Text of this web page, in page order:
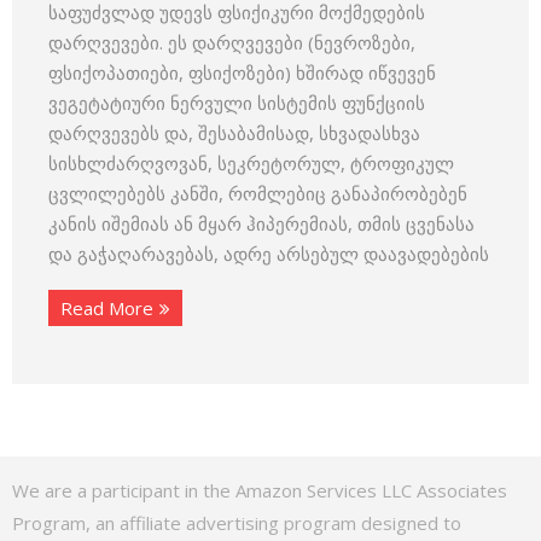
საფუძვლად უდევს ფსიქიკური მოქმედების
დარღვევები. ეს დარღვევები (ნევროზები,
ფსიქოპათიები, ფსიქოზები) ხშირად იწვევენ
ვეგეტატიური ნერვული სისტემის ფუნქციის
დარღვევებს და, შესაბამისად, სხვადასხვა
სისხლძარღვოვან, სეკრეტორულ, ტროფიკულ
ცვლილებებს კანში, რომლებიც განაპირობებენ
კანის იშემიას ან მყარ ჰიპერემიას, თმის ცვენასა
და გაჭაღარავებას, ადრე არსებულ დაავადებების
Read More
We are a participant in the Amazon Services LLC Associates
Program, an affiliate advertising program designed to